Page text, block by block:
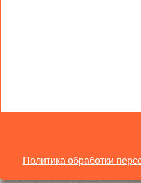
Политика обработки